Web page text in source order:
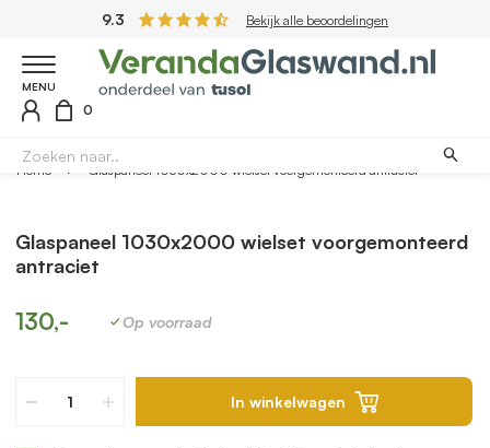
9.3 Bekijk alle beoordelingen
MENU
0
Home Glaspaneel 1030x2000 wielset voorgemonteerd antraciet
Glaspaneel 1030x2000 wielset voorgemonteerd
antraciet
130,- Op voorraad
In winkelwagen